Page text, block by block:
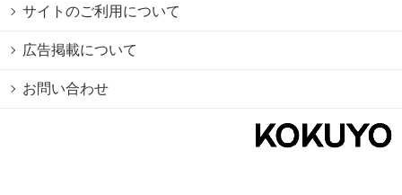
サイトのご利用について
広告掲載について
お問い合わせ